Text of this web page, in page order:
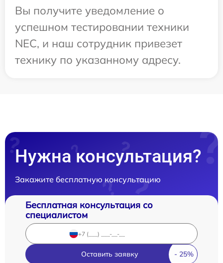
Вы получите уведомление о
успешном тестировании техники
NEC, и наш сотрудник привезет
технику по указанному адресу.
Нужна консультация?
Закажите бесплатную консультацию
Бесплатная консультация со
специалистом
Оставить заявку